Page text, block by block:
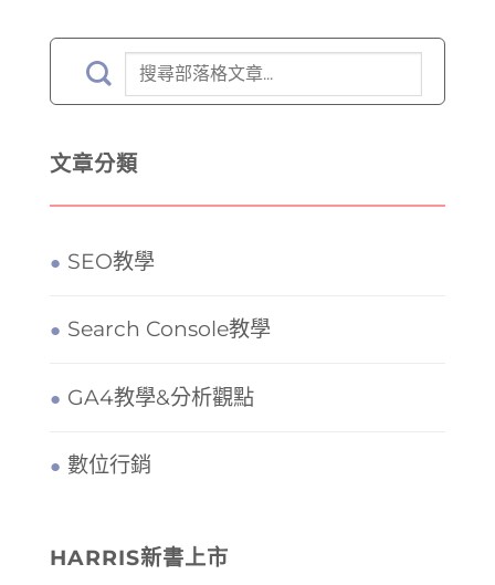
文章分類
SEO教學
Search Console教學
GA4教學&分析觀點
數位行銷
HARRIS新書上市